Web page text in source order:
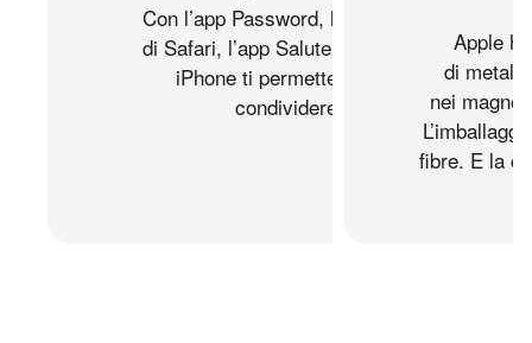
Con l’app Password, la navigazione privata
di Safari, l’app Salute e tante altre funzioni,
iPhone ti permette di decidere cosa
condividere e con chi.
Apple
di metalli
nei
fibre. E la